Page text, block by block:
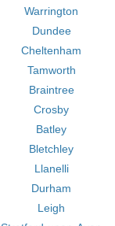
Warrington
Dundee
Cheltenham
Tamworth
Braintree
Crosby
Batley
Bletchley
Llanelli
Durham
Leigh